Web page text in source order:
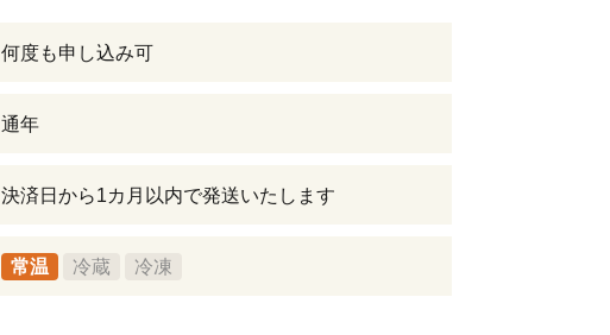
何度も申し込み可
通年
決済日から1カ月以内で発送いたします
常温 冷蔵 冷凍